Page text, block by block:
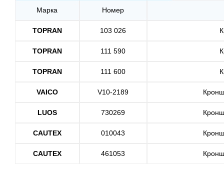
Марка Номер
TOPRAN 103 026
TOPRAN 111 590
TOPRAN 111 600
VAICO V10-2189
LUOS 730269
CAUTEX 010043
CAUTEX 461053